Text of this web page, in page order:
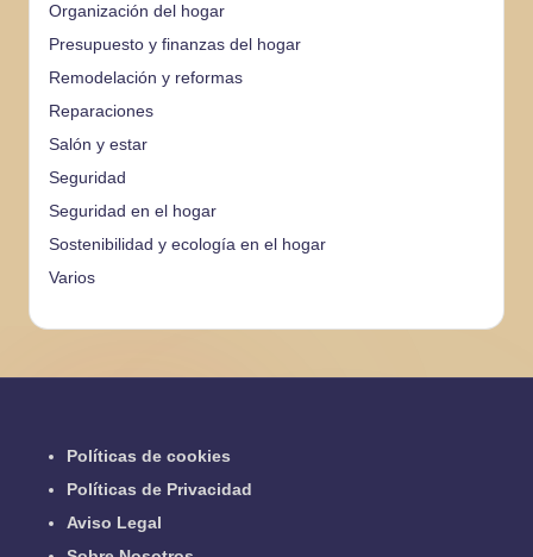
Organización del hogar
Presupuesto y finanzas del hogar
Remodelación y reformas
Reparaciones
Salón y estar
Seguridad
Seguridad en el hogar
Sostenibilidad y ecología en el hogar
Varios
Políticas de cookies
Políticas de Privacidad
Aviso Legal